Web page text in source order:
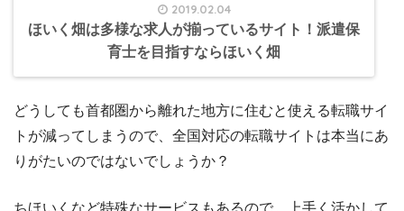
2019.02.04
ほいく畑は多様な求人が揃っているサイト！派遣保
育士を目指すならほいく畑
どうしても首都圏から離れた地方に住むと使える転職サイ
トが減ってしまうので、全国対応の転職サイトは本当にあ
りがたいのではないでしょうか？
ちほいくなど特殊なサービスもあるので、上手く活かして